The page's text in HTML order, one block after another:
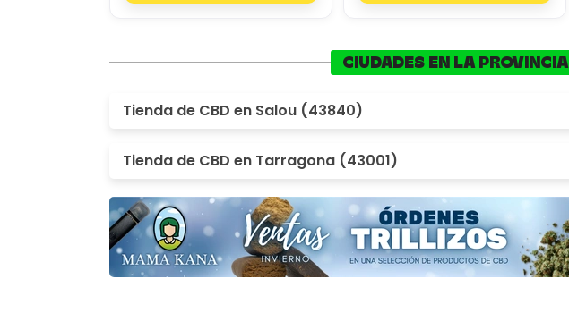
CIUDADES EN LA PROVINCIA
Tienda de CBD en Salou (43840)
Tienda de CBD en Tarragona (43001)